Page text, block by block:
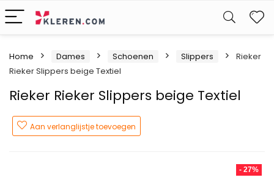
Home Dames Schoenen Slippers
Rieker
Rieker Slippers beige Textiel
Rieker Rieker Slippers beige Textiel
Aan verlanglijstje toevoegen
- 27%